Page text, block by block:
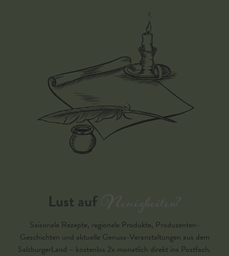
Lust aufNeuigkeiten?
Saisonale Rezepte, regionale Produkte, Produzenten-
Geschichten und aktuelle Genuss-Veranstaltungen aus dem
SalzburgerLand – kostenlos 2x monatlich direkt ins Postfach.